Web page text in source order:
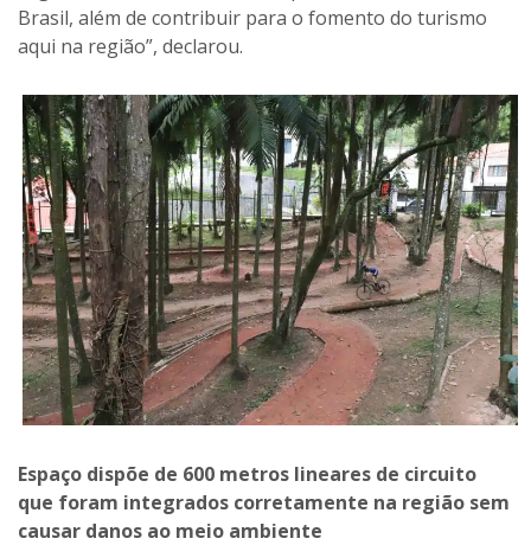
Brasil, além de contribuir para o fomento do turismo
aqui na região”, declarou.
Espaço dispõe de 600 metros lineares de circuito
que foram integrados corretamente na região sem
causar danos ao meio ambiente